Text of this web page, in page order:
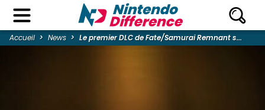
Accueil News Le premier DLC de Fate/Samurai Remnant s...